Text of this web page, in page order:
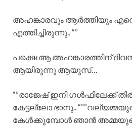
അഹങ്കാരവും ആർത്തിയും
എത്തിച്ചിരുന്നു.. “”
പക്ഷെ ആ അഹങ്കാരത്തിന്
ആയിരുന്നു ആയുസ്…
“”രാജേഷ് ഇനി ഗൾഫിലേക്ക്
കേട്ടല്ലോ ഭാനു..
കേൾക്കുമ്പോൾ ഞാൻ